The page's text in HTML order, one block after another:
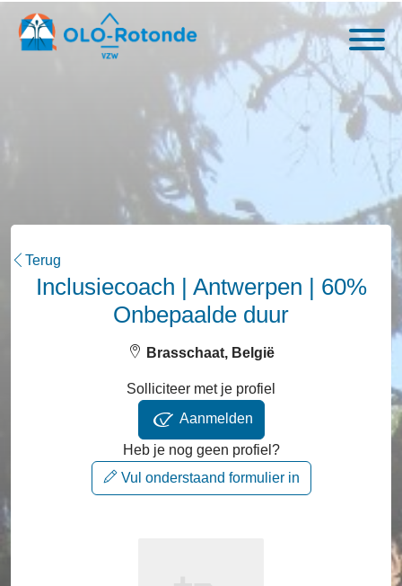
Terug
Inclusiecoach | Antwerpen | 60%
Onbepaalde duur
Brasschaat, België
Solliciteer met je profiel
Aanmelden
Heb je nog geen profiel?
Vul onderstaand formulier in